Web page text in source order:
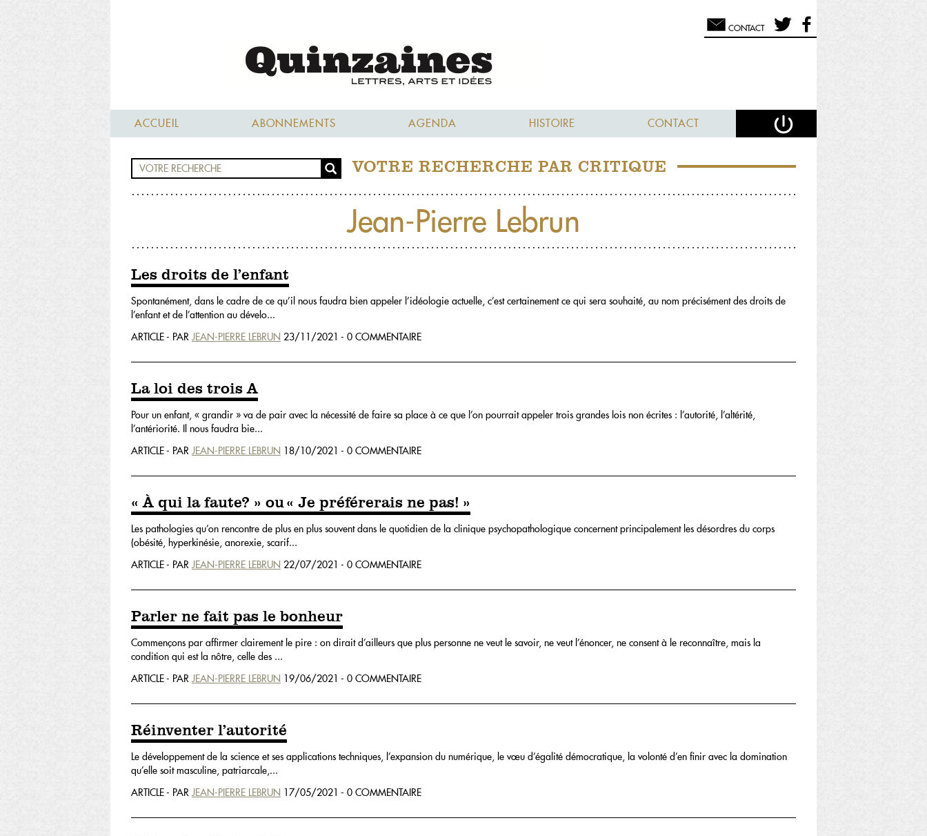
CONTACT
ACCUEIL ABONNEMENTS AGENDA HISTOIRE CONTACT
VOTRE RECHERCHE PAR CRITIQUE
Jean-Pierre Lebrun
Les droits de l’enfant
Spontanément, dans le cadre de ce qu’il nous faudra bien appeler l’idéologie actuelle, c’est certainement ce qui sera souhaité, au nom précisément des droits de
l’enfant et de l’attention au dévelo...
ARTICLE - PAR JEAN-PIERRE LEBRUN 23/11/2021 - 0 COMMENTAIRE
La loi des trois A
Pour un enfant, « grandir » va de pair avec la nécessité de faire sa place à ce que l’on pourrait appeler trois grandes lois non écrites : l’autorité, l’altérité,
l’antériorité. Il nous faudra bie...
ARTICLE - PAR JEAN-PIERRE LEBRUN 18/10/2021 - 0 COMMENTAIRE
« À qui la faute? » ou « Je préférerais ne pas! »
Les pathologies qu’on rencontre de plus en plus souvent dans le quotidien de la clinique psychopathologique concernent principalement les désordres du corps
(obésité, hyperkinésie, anorexie, scarif...
ARTICLE - PAR JEAN-PIERRE LEBRUN 22/07/2021 - 0 COMMENTAIRE
Parler ne fait pas le bonheur
Commençons par affirmer clairement le pire : on dirait d’ailleurs que plus personne ne veut le savoir, ne veut l’énoncer, ne consent à le reconnaître, mais la
condition qui est la nôtre, celle des ...
ARTICLE - PAR JEAN-PIERRE LEBRUN 19/06/2021 - 0 COMMENTAIRE
Réinventer l’autorité
Le développement de la science et ses applications techniques, l’expansion du numérique, le vœu d’égalité démocratique, la volonté d’en finir avec la domination
qu’elle soit masculine, patriarcale,...
ARTICLE - PAR JEAN-PIERRE LEBRUN 17/05/2021 - 0 COMMENTAIRE